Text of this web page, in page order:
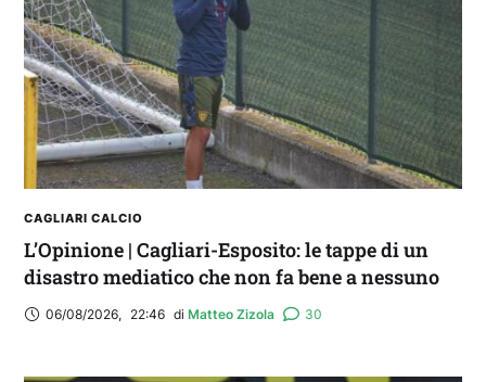
Balliana: “Firmare con la Bora è come andare al
Real Madrid. Ora obiettivo Lunigiana”
CAGLIARI CALCIO
L’Opinione | Cagliari-Esposito: le tappe di un
disastro mediatico che non fa bene a nessuno
06/08/2026, 22:46 di Matteo Zizola 30